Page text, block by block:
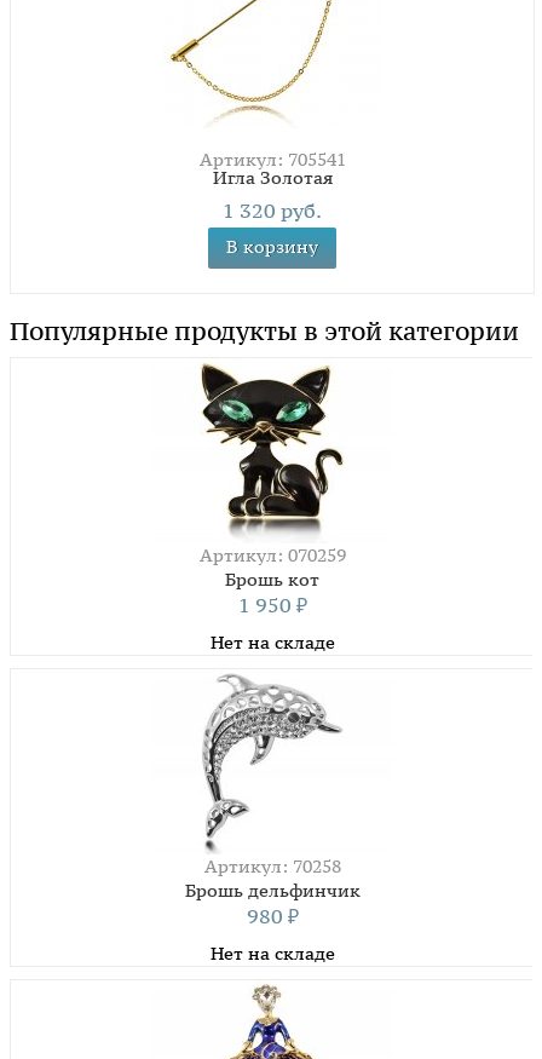
Артикул: 705541
Игла Золотая
1 320 руб.
В корзину
Популярные продукты в этой категории
Артикул: 070259
Брошь кот
1 950 ₽
Нет на складе
Артикул: 70258
Брошь дельфинчик
980 ₽
Нет на складе